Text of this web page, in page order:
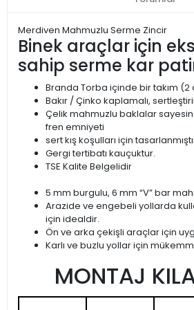
Merdiven Mahmuzlu Serme Zincir
Binek araçlar için
sahip serme kar
Branda Torba içinde bir takım
Bakır / Çinko kaplamalı,
Çelik mahmuzlu baklalar
fren emniyeti
sert kış koşulları için
Gergi tertibatı kauçuktur.
TSE Kalite Belgelidir
5 mm burgulu, 6 mm “V” bar
Arazide ve engebeli yollarda
için idealdir.
Ön ve arka çekişli araçlar için
Karlı ve buzlu yollar için
MONTAJ